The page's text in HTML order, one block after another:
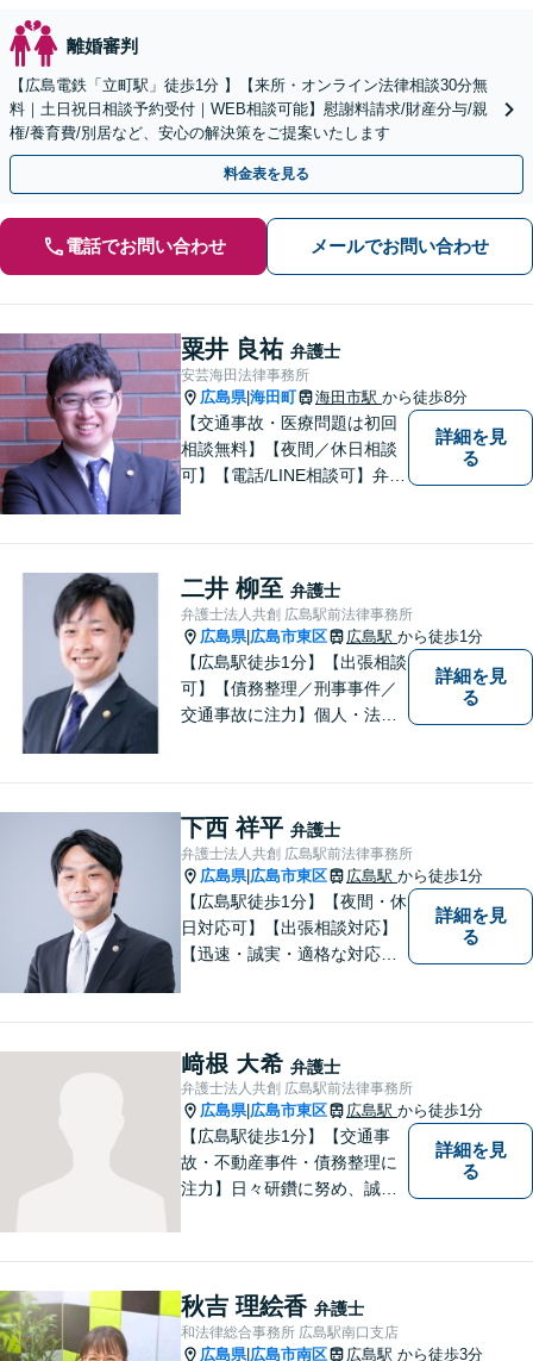
離婚審判
【広島電鉄「立町駅」徒歩1分 】【来所・オンライン法律相談30分無
料｜土日祝日相談予約受付｜WEB相談可能】慰謝料請求/財産分与/親
権/養育費/別居など、安心の解決策をご提案いたします
料金表を見る
電話でお問い合わせ メールでお問い合わせ
粟井 良祐 弁護士
安芸海田法律事務所
広島県|海田町 海田市駅 から徒歩8分
【交通事故・医療問題は初回
相談無料】【夜間／休日相談
可】【電話/LINE相談可】弁護
ている方は、すぐに弁護士に
ご相談ください。【JR海田市
駅から徒歩9分】
詳細を見
る
二井 柳至 弁護士
弁護士法人共創 広島駅前法律事務所
広島県| 広島市東区 広島駅 から徒歩1分
【広島駅徒歩1分】【出張相談
可】【債務整理／刑事事件／
交通事故に注力】個人・法人
の「平和」が実現できるよ
う、依頼者一人ひとりに寄り
添い、解決へ導きます。
詳細を見
る
下西 祥平 弁護士
弁護士法人共創 広島駅前法律事務所
広島県| 広島市東区 広島駅 から徒歩1分
【広島駅徒歩1分】【夜間・休
日対応可】【出張相談対応】
【迅速・誠実・適格な対応】
重視しています。また、弊事
務所は迅速な対応・回答を最
優先にしています。
詳細を見
る
﨑根 大希 弁護士
弁護士法人共創 広島駅前法律事務所
広島県| 広島市東区 広島駅 から徒歩1分
【広島駅徒歩1分】【交通事
故・不動産事件・債務整理に
注力】日々研鑽に努め、誠実
く、紛争を予防するためのア
ドバイスを心がけています。
【法テラス利用可】
詳細を見
る
秋吉 理絵香 弁護士
和法律総合事務所 広島駅南口支店
広島県| 広島市南区 広島駅 から徒歩3分